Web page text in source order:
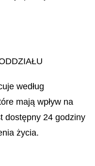
według
mają wpływ na
dostępny 24 godziny
życia.